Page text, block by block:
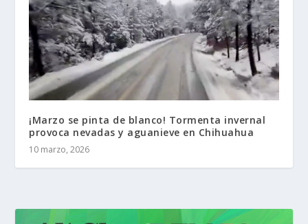
¡Marzo se pinta de blanco! Tormenta invernal
provoca nevadas y aguanieve en Chihuahua
10 marzo, 2026